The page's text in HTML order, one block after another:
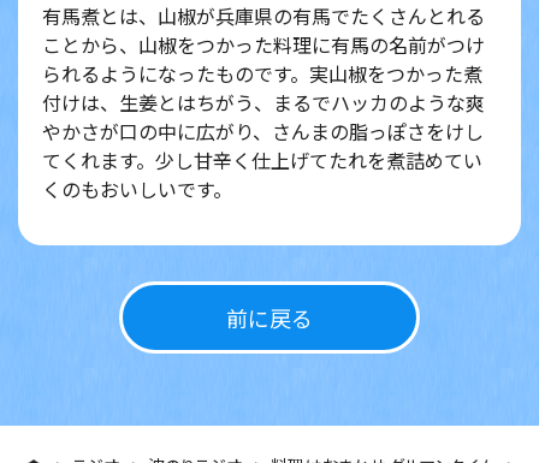
有馬煮とは、山椒が兵庫県の有馬でたくさんとれる
ことから、山椒をつかった料理に有馬の名前がつけ
られるようになったものです。実山椒をつかった煮
付けは、生姜とはちがう、まるでハッカのような爽
やかさが口の中に広がり、さんまの脂っぽさをけし
てくれます。少し甘辛く仕上げてたれを煮詰めてい
くのもおいしいです。
前に戻る